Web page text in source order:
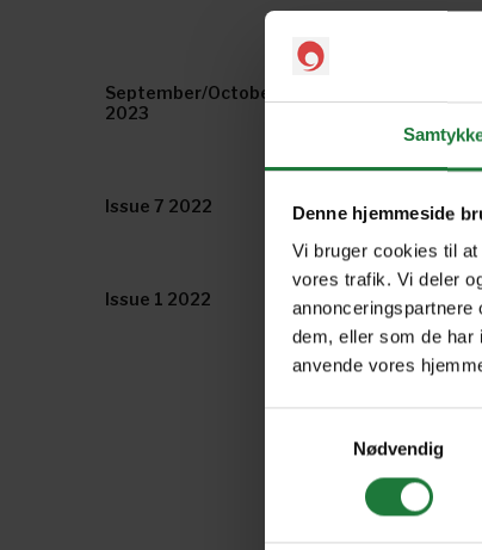
Denne hjemmeside
Vi bruger cookies til
vores trafik. Vi deler
annonceringspartnere
dem, eller som de
anvende vores
Nødvendig
September/October
2023
Issue 7 2022 Issue 6 2022
Issue 1 2022 December/